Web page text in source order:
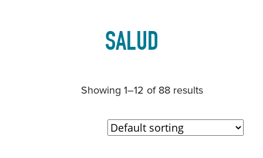
SALUD
Showing 1–12 of 88 results